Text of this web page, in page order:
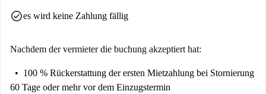
Wohnkomfort. Die direkte Lage am Phoenix See zählt zu den begehrten
Ein architektonisches Highlight ist das lichtdurchflutete Atrium mit
komfortabel und barrierearm per Aufzug – auch direkt von der
Tiefgarage aus.
check_circlees wird keine Zahlung fällig
Nachdem der vermieter die buchung akzeptiert hat:
100 % Rückerstattung der ersten Mietzahlung bei Stornierung
60 Tage oder mehr vor dem Einzugstermin